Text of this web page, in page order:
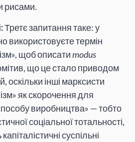
рисами.
Третє запитання таке: у
використовуєте термін
щоб описатиmodus
що це стало приводом
оскільки інші марксисти
як скорочення для
виробництва» — тобто
соціальної тотальності,
суспільні